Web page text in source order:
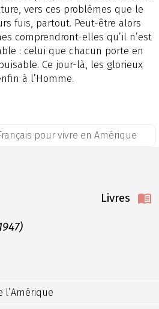
vers ces problèmes que le
fuis, partout. Peut-être alors
comprendront-elles qu’il n’est
: celui que chacun porte en
Ce jour-là, les glorieux
à l’Homme.
pour vivre en Amérique
Livres
l’Amérique